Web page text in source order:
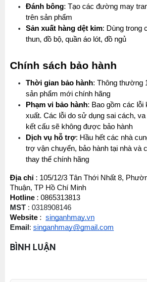
Đánh bông: Tạo các đường may
trên sản phẩm
Sản xuất hàng dệt kim: Dùng trong
thun, đồ bộ, quần áo lót, đồ ngủ
Chính sách bảo hành
Thời gian bảo hành: Thông thường
sản phẩm mới chính hãng
Phạm vi bảo hành: Bao gồm các lỗi
xuất. Các lỗi do sử dụng sai cách,
kết cấu sẽ không được bảo hành
Dịch vụ hỗ trợ: Hầu hết các nhà
trợ vận chuyển, bảo hành tại nhà và
thay thế chính hãng
Địa chỉ : 105/12/3 Tân Thới Nhất 8,
Thuận, TP Hồ Chí Minh
Hotline : 0865313813
MST : 0318908146
Website : singanhmay.vn
Email: singanhmay@gmail.com
BÌNH LUẬN
Máy May Bao Cầm Tay:
Chạy Điện Tốt Hơn? So
Thứ tư, 20/11/2024
Bền, Dễ Sử Dụng (Top 3
Thứ tư, 20/11/2024
Đăng nhập để xem giá sỉ
Giá bán lẻ:
MÁY QUẤN DÂY ĐAI TỰ